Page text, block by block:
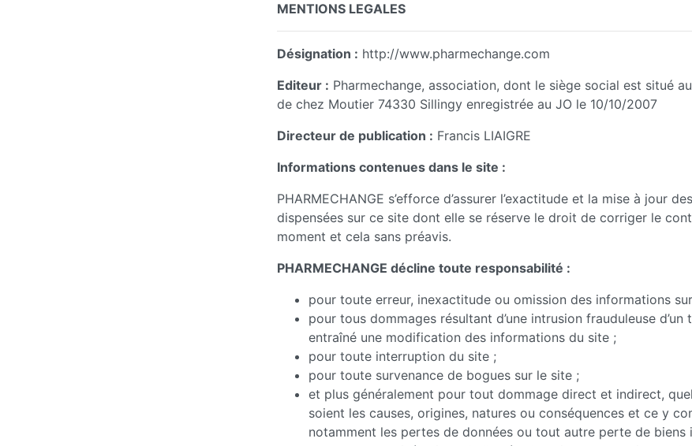
MENTIONS LEGALES
Désignation : http://www.pharmechange.com
Editeur : Pharmechange, association, dont le siège social est situé
de chez Moutier 74330 Sillingy enregistrée au JO le 10/10/2007
Directeur de publication : Francis LIAIGRE
Informations contenues dans le site :
PHARMECHANGE s’efforce d’assurer l’exactitude et la mise à jour
dispensées sur ce site dont elle se réserve le droit de corriger le
moment et cela sans préavis.
PHARMECHANGE décline toute responsabilité :
pour toute erreur, inexactitude ou omission des informations
pour tous dommages résultant d’une intrusion frauduleuse d’un
entraîné une modification des informations du site ;
pour toute interruption du site ;
pour toute survenance de bogues sur le site ;
et plus généralement pour tout dommage direct et indirect,
soient les causes, origines, natures ou conséquences et ce y
notamment les pertes de données ou tout autre perte de biens